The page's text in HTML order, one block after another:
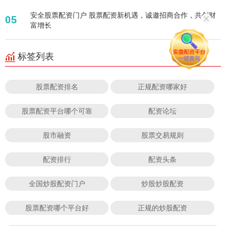
05
安全股票配资门户 股票配资新机遇，诚邀招商合作，共创财
富增长
标签列表
股票配资排名 正规配资哪家好
股票配资平台哪个可靠 配资论坛
股市融资 股票交易规则
配资排行 配资头条
全国炒股配资门户 炒股炒股配资
股票配资哪个平台好 正规的炒股配资